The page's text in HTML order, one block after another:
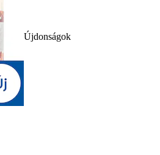
Újdonságok